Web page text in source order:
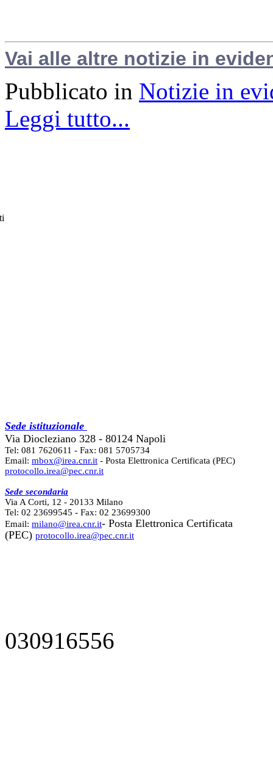
Vai alle altre notizie in
Pubblicato in Notizie in
Leggi tutto...
Sede istituzionale
Via Diocleziano 328 - 80124 Napoli
Tel: 081 7620611 - Fax: 081 5705734
Email: mbox@irea.cnr.it - Posta Elettronica Certificata (PEC)
protocollo.irea@pec.cnr.it
Sede secondaria
Via A Corti, 12 - 20133 Milano
Tel: 02 23699545 - Fax: 02 23699300
Email: milano@irea.cnr.it- Posta Elettronica Certificata
(PEC) protocollo.irea@pec.cnr.it
030916556